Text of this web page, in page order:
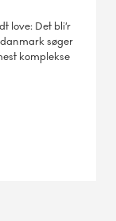
love: Det bli’r
søger
komplekse